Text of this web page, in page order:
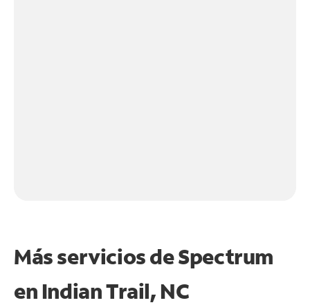
Más servicios de Spectrum
en Indian Trail, NC